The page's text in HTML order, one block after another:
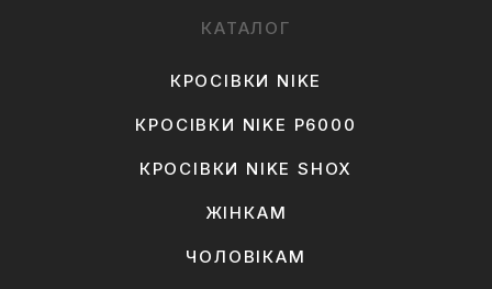
КАТАЛОГ
КРОСІВКИ NIKE
КРОСІВКИ NIKE P6000
КРОСІВКИ NIKE SHOX
ЖІНКАМ
ЧОЛОВІКАМ